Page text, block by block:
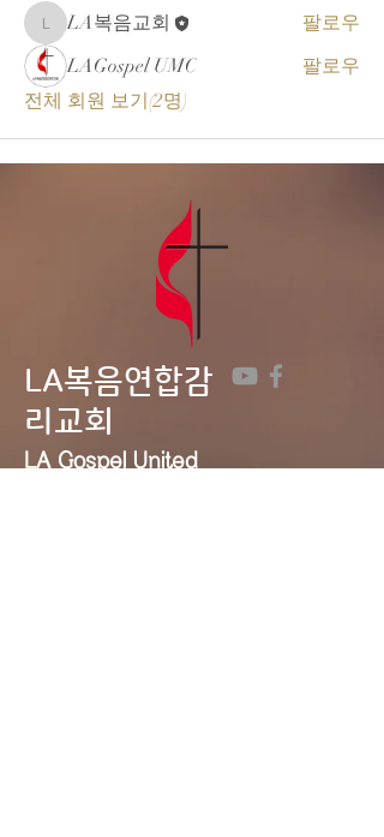
LA복음교회
LA복음교회
팔로우
LAGospel UMC
팔로우
전체 회원 보기(2명)
LA복음연합감
리교회
LA Gospel United